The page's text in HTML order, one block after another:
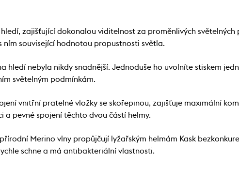
hledí, zajišťující dokonalou viditelnost za proměnlivých
související hodnotou propustnosti světla.
hledí nebyla nikdy snadnější. Jednoduše ho uvolníte stiskem
světelným podmínkám.
vnitřní pratelné vložky se skořepinou, zajišťuje maximální
a pevné spojení těchto dvou částí helmy.
Merino vlny propůjčují lyžařským helmám Kask
schne a má antibakteriální vlastnosti.